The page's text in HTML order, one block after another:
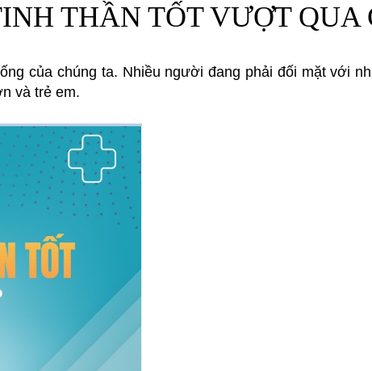
THẦN TỐT VƯỢT QUA
của chúng ta. Nhiều người đang phải đối mặt với
và trẻ em.